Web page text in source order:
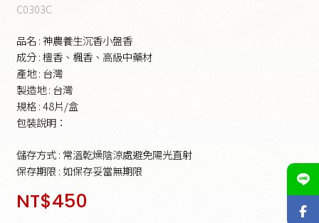
C0303C
品名 : 神農養生沉香小盤香
成分 : 檀香、楓香、高級中藥材
產地 : 台灣
製造地 : 台灣
規格 : 48片/盒
包裝說明：
儲存方式 : 常溫乾燥陰涼處避免陽光直射
保存期限 : 如保存妥當無期限
NT$450